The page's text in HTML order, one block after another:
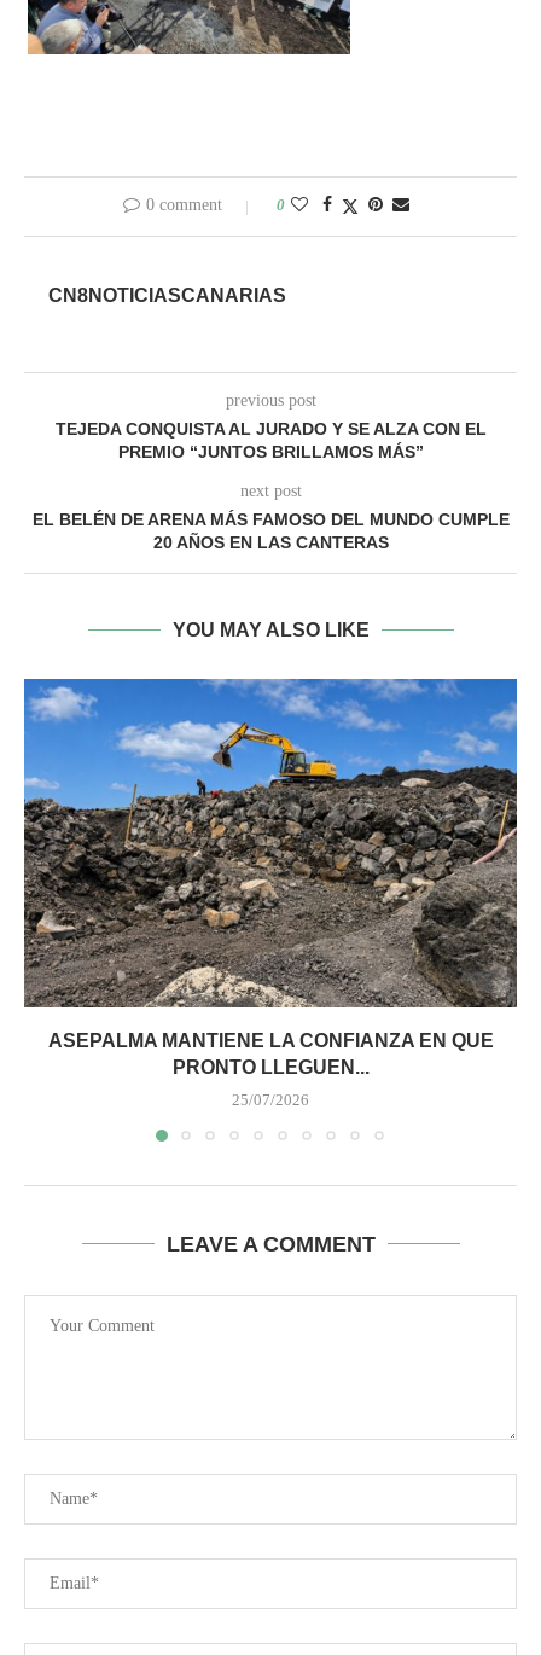
0 comment 0
CN8NOTICIASCANARIAS
previous post
TEJEDA CONQUISTA AL JURADO Y SE ALZA CON EL
PREMIO “JUNTOS BRILLAMOS MÁS”
next post
EL BELÉN DE ARENA MÁS FAMOSO DEL MUNDO CUMPLE
20 AÑOS EN LAS CANTERAS
YOU MAY ALSO LIKE
ASEPALMA MANTIENE LA CONFIANZA EN QUE
PRONTO LLEGUEN...
25/07/2026
LEAVE A COMMENT